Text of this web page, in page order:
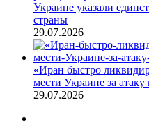
Украине указали
страны
29.07.2026
«Иран быстро
мести Украине за атаку
29.07.2026